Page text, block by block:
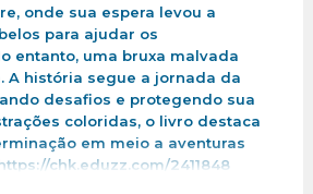
onde sua espera levou a
para ajudar os
entanto, uma bruxa malvada
A história segue a jornada da
desafios e protegendo sua
coloridas, o livro destaca
em meio a aventuras
chk.eduzz.com/2411848